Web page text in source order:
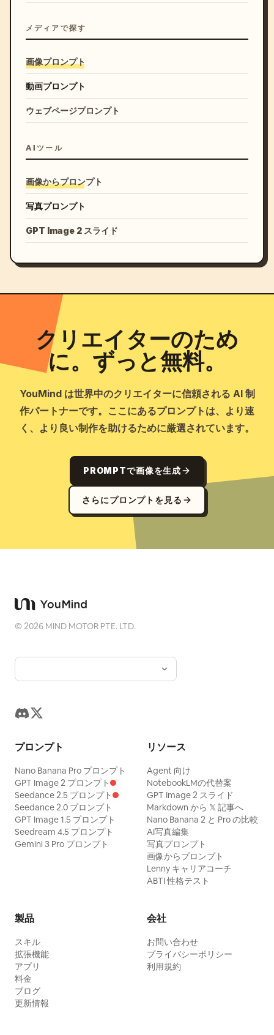
メディアで探す
画像プロンプト
動画プロンプト
ウェブページプロンプト
AIツール
画像からプロンプト
写真プロンプト
GPT Image 2 スライド
クリエイターのため
に。ずっと無料。
YouMind は世界中のクリエイターに信頼される AI 制
作パートナーです。ここにあるプロンプトは、より速
く、より良い制作を助けるために厳選されています。
PROMPTで画像を生成
さらにプロンプトを見る
©2026 MIND MOTOR PTE. LTD.
プロンプト
Nano Banana Pro プロンプト
GPT Image 2 プロンプト
Seedance 2.5 プロンプト
Seedance 2.0 プロンプト
GPT Image 1.5 プロンプト
Seedream 4.5 プロンプト
Gemini 3 Pro プロンプト
リソース
Agent 向け
NotebookLMの代替案
GPT Image 2 スライド
Markdown から 𝕏 記事へ
Nano Banana 2 と Pro の比較
AI写真編集
写真プロンプト
画像からプロンプト
Lenny キャリアコーチ
ABTI 性格テスト
製品
スキル
拡張機能
アプリ
料金
ブログ
更新情報
会社
お問い合わせ
プライバシーポリシー
利用規約